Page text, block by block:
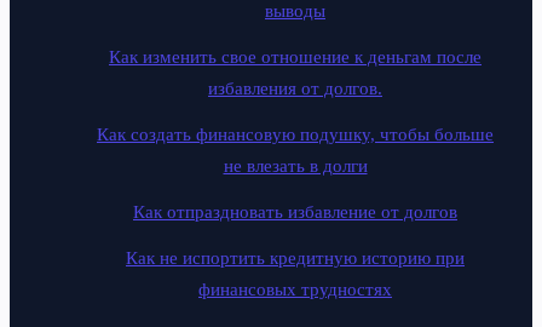
выводы
Как изменить свое отношение к деньгам после
избавления от долгов.
Как создать финансовую подушку, чтобы больше
не влезать в долги
Как отпраздновать избавление от долгов
Как не испортить кредитную историю при
финансовых трудностях